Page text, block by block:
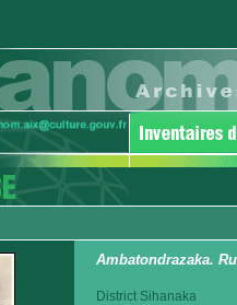
Ambatondrazaka.
District Sihanaka